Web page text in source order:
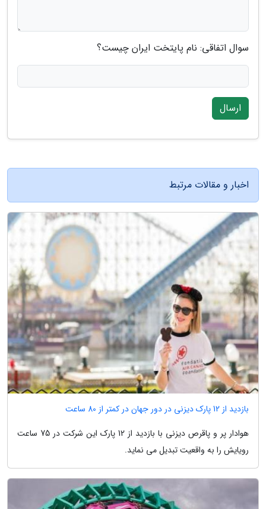
سوال اتفاقی: نام پایتخت ایران چیست؟
ارسال
اخبار و مقالات مرتبط
بازدید از 12 پارک دیزنی در دور جهان در کمتر از 80 ساعت
هوادار پر و پاقرص دیزنی با بازدید از 12 پارک این شرکت در 75 ساعت
رویایش را به واقعیت تبدیل می نماید.